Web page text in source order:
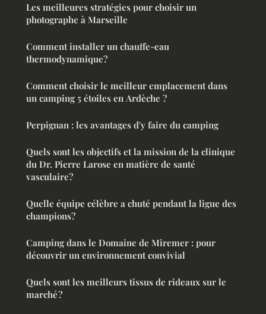
Les meilleures stratégies pour choisir un
photographe à Marseille
Comment installer un chauffe-eau
thermodynamique?
Comment choisir le meilleur emplacement dans
un camping 5 étoiles en Ardèche ?
Perpignan : les avantages d'y faire du camping
Quels sont les objectifs et la mission de la clinique
du Dr. Pierre Larose en matière de santé
vasculaire?
Quelle équipe célèbre a chuté pendant la ligue des
champions?
Camping dans le Domaine de Miremer : pour
découvrir un environnement convivial
Quels sont les meilleurs tissus de rideaux sur le
marché ?